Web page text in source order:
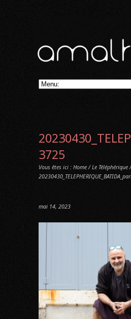
3725
Vous êtes ici : Home/Le Téléphérique/
mai 14, 2023